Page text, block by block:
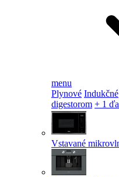
menu
Plynové Indukčné
digestorom + 1
Vstavané